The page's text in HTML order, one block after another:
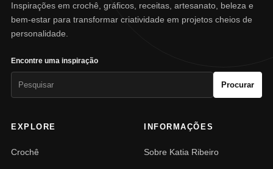
Inspirações em crochê, gráficos, receitas, artesanato, beleza e
bem-estar para transformar criatividade em projetos cheios de
personalidade.
Encontre uma inspiração
Procurar
EXPLORE
Crochê
INFORMAÇÕES
Sobre Katia Ribeiro